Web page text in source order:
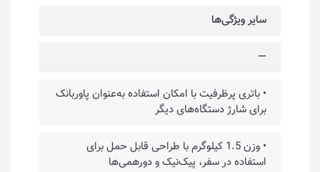
سایر ویژگی‌ها
—
• باتری پرظرفیت با امکان استفاده به‌عنوان پاوربانک
برای شارژ دستگاه‌های دیگر
• وزن 1.5 کیلوگرم با طراحی قابل حمل برای
استفاده در سفر، پیک‌نیک و دورهمی‌ها